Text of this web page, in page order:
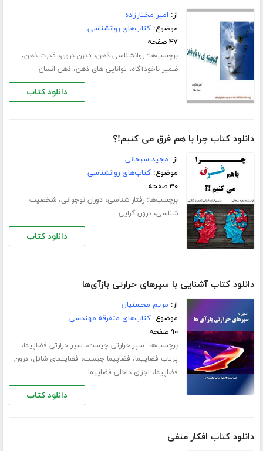
از: امیر مختارزاده
موضوع:کتاب‌های روانشناسی
۴۷ صفحه
برچسب‌ها:روانشناسی ذهن، قدرن درون، قدرت ذهن،
ضمیر ناخودآگاه، توانایی های ذهن،ذهن انسان
دانلود کتاب
دانلود کتاب چرا با هم فرق می کنیم!؟
از: مجید سبحانی
موضوع:کتاب‌های روانشناسی
۳۰ صفحه
برچسب‌ها:رفتار شناسی،دوران نوجوانی،شخصیت
شناسی،درون گرایی
دانلود کتاب
دانلود کتاب آشنایی با سپرهای حرارتی بازآی‌ها
از: مریم محسنیان
موضوع:کتاب‌های متفرقه مهندسی
۹۰ صفحه
برچسب‌ها: سپر حرارتی چیست، سپر حرارتی فضاپیما،
پرتاب فضاپیما، فضاپیما چیست، فضاپیمای شاتل،درون
فضاپیما، اجزای داخلی فضاپیما
دانلود کتاب
دانلود کتاب افکار منفی